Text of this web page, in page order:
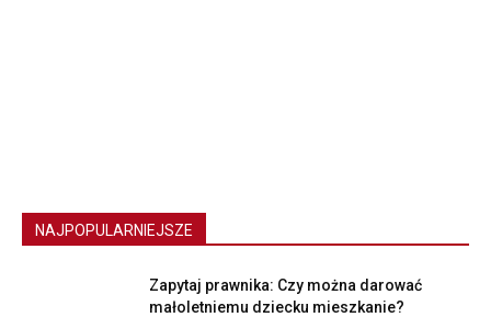
NAJPOPULARNIEJSZE
Zapytaj prawnika: Czy można darować
małoletniemu dziecku mieszkanie?